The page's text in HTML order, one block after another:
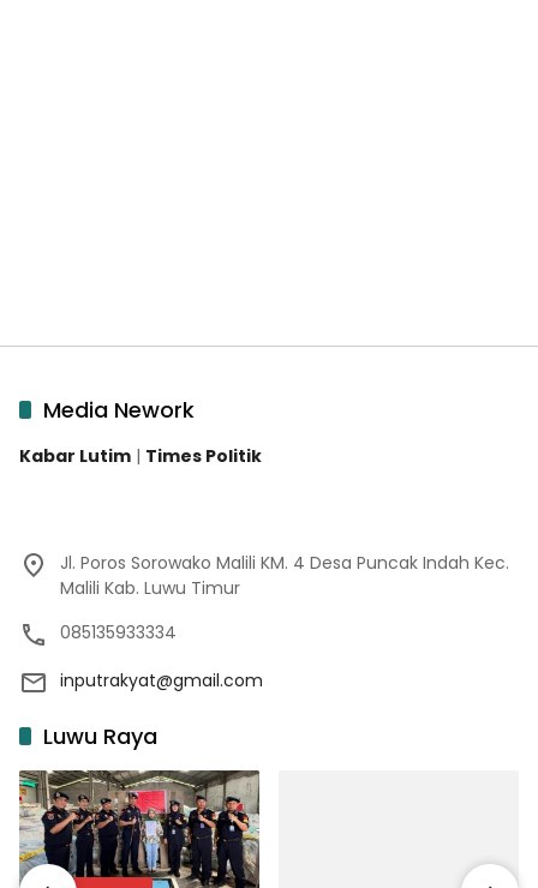
Media Nework
Kabar Lutim | Times Politik
Jl. Poros Sorowako Malili KM. 4 Desa Puncak Indah Kec.
Malili Kab. Luwu Timur
085135933334
inputrakyat@gmail.com
Luwu Raya